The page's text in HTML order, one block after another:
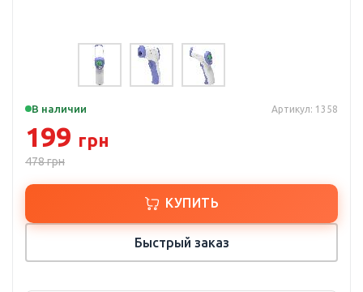
В наличии Артикул: 1358
199 грн
478грн
КУПИТЬ
Быстрый заказ